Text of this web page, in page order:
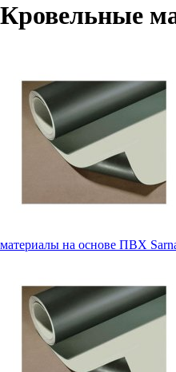
Кровельные
материалы на основе ПВХ